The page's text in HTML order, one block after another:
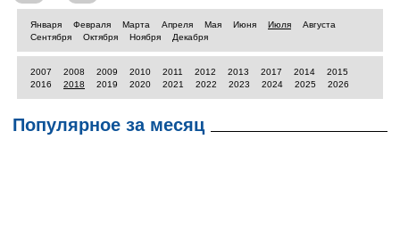
Января Февраля Марта Апреля Мая Июня Июля
Августа
Сентября
Октября Ноября Декабря
2007 2008 2009 2010 2011 2012 2013 2017 2014
2015
2016
2018 2019 2020 2021 2022 2023 2024 2025 2026
Популярное за месяц